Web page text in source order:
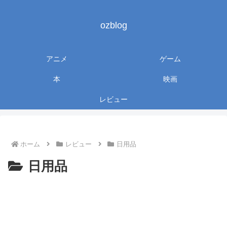
ozblog
アニメ ゲーム
本 映画
レビュー
ホーム レビュー 日用品
日用品